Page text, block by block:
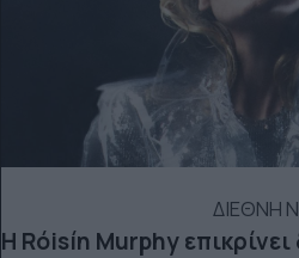
ΔΙΕΘΝΗ
Η Róisín Murphy